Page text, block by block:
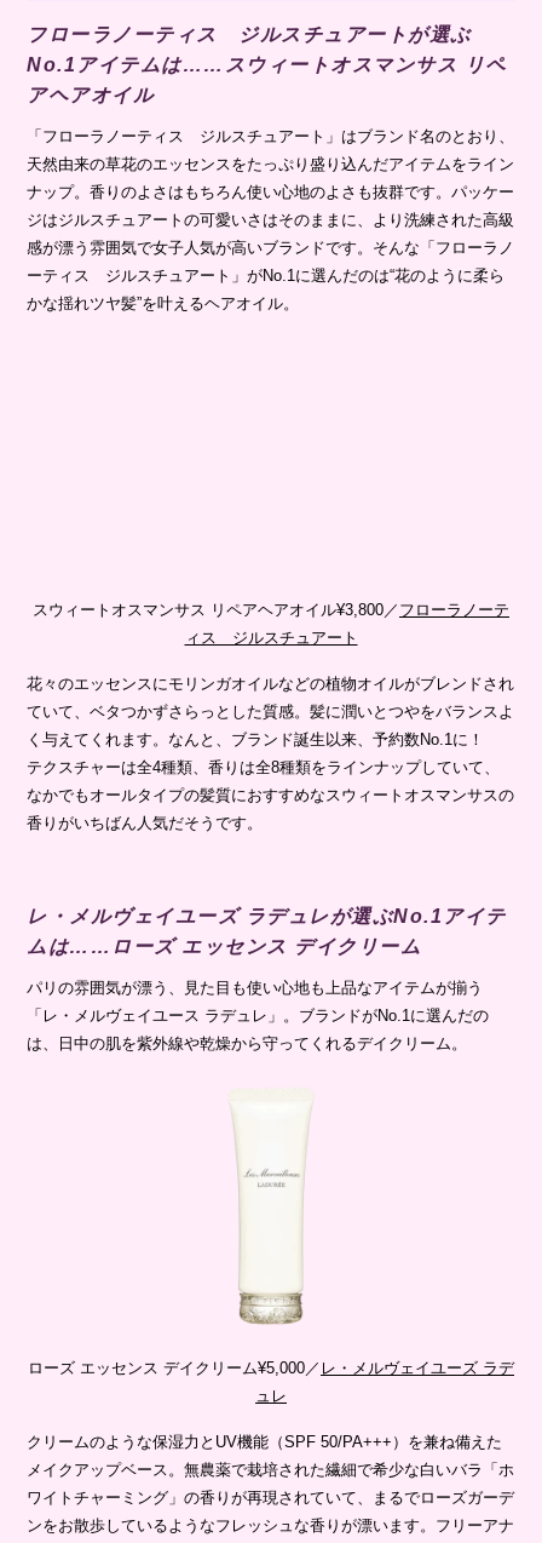
フローラノーティス ジルスチュアートが選ぶ
No.1アイテムは……スウィートオスマンサス リペ
アヘアオイル
「フローラノーティス ジルスチュアート」はブランド名のとおり、
天然由来の草花のエッセンスをたっぷり盛り込んだアイテムをライン
ナップ。香りのよさはもちろん使い心地のよさも抜群です。パッケー
ジはジルスチュアートの可愛いさはそのままに、より洗練された高級
感が漂う雰囲気で女子人気が高いブランドです。そんな「フローラノ
ーティス ジルスチュアート」がNo.1に選んだのは“花のように柔ら
かな揺れツヤ髪”を叶えるヘアオイル。
スウィートオスマンサス リペアヘアオイル¥3,800／ フローラノーテ
ィス ジルスチュアート
花々のエッセンスにモリンガオイルなどの植物オイルがブレンドされ
ていて、ベタつかずさらっとした質感。髪に潤いとつやをバランスよ
く与えてくれます。なんと、ブランド誕生以来、予約数No.1に！
テクスチャーは全4種類、香りは全8種類をラインナップしていて、
なかでもオールタイプの髪質におすすめなスウィートオスマンサスの
香りがいちばん人気だそうです。
レ・メルヴェイユーズ ラデュレが選ぶNo.1アイテ
ムは……ローズ エッセンス デイクリーム
パリの雰囲気が漂う、見た目も使い心地も上品なアイテムが揃う
「レ・メルヴェイユース ラデュレ」。ブランドがNo.1に選んだの
は、日中の肌を紫外線や乾燥から守ってくれるデイクリーム。
ローズ エッセンス デイクリーム¥5,000／ レ・メルヴェイユーズ ラデ
ュレ
クリームのような保湿力とUV機能（SPF 50/PA+++）を兼ね備えた
メイクアップベース。無農薬で栽培された繊細で希少な白いバラ「ホ
ワイトチャーミング」の香りが再現されていて、まるでローズガーデ
ンをお散歩しているようなフレッシュな香りが漂います。フリーアナ